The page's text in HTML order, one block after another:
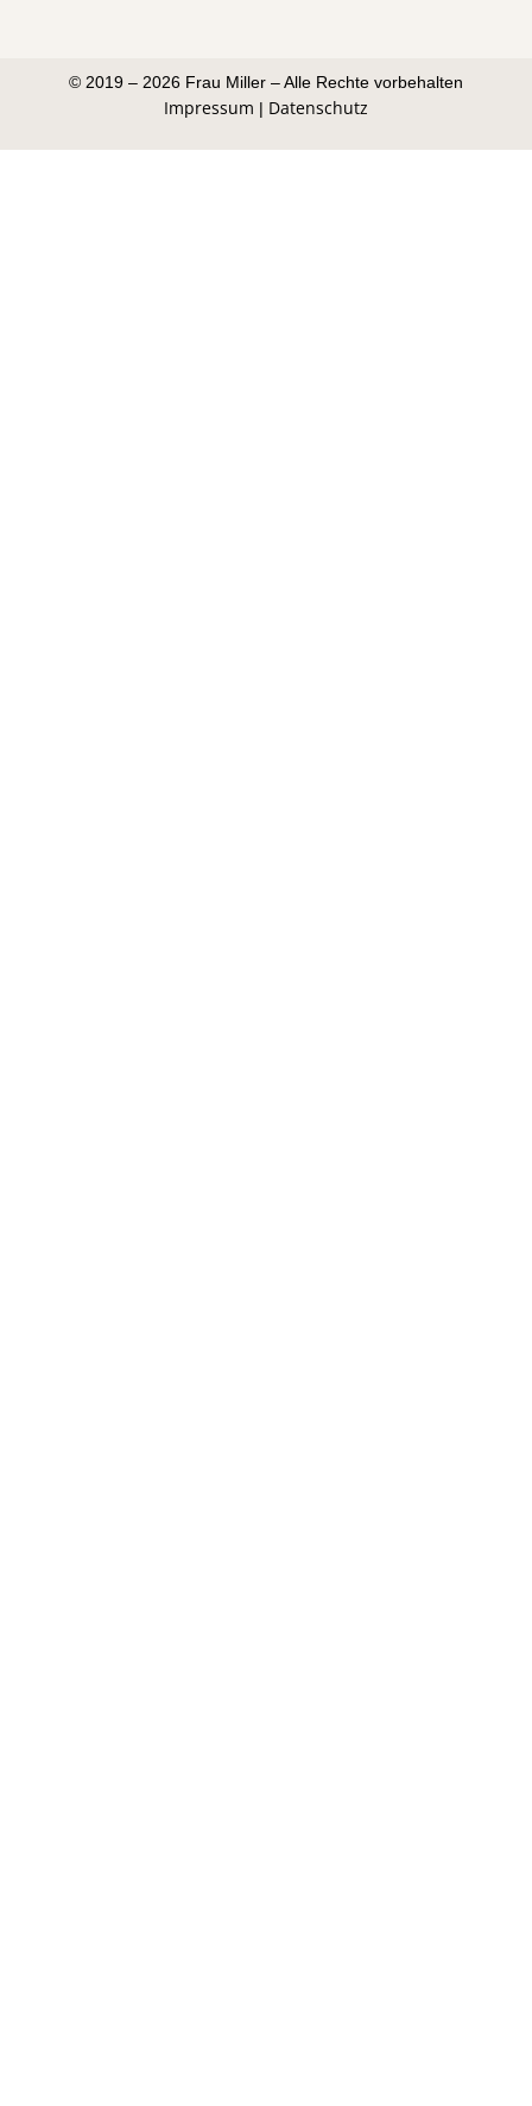
© 2019 – 2026 Frau Miller – Alle Rechte vorbehalten
Impressum | Datenschutz